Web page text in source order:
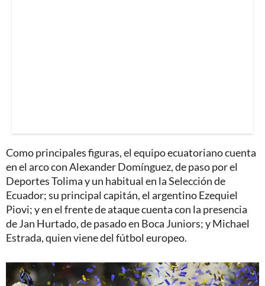
Como principales figuras, el equipo ecuatoriano cuenta
en el arco con Alexander Domínguez, de paso por el
Deportes Tolima y un habitual en la Selección de
Ecuador; su principal capitán, el argentino Ezequiel
Piovi; y en el frente de ataque cuenta con la presencia
de Jan Hurtado, de pasado en Boca Juniors; y Michael
Estrada, quien viene del fútbol europeo.